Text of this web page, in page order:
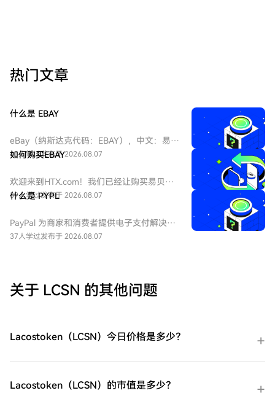
热门文章
什么是 EBAY
eBay（纳斯达克代码：EBAY），中文：易
贝，eBay是全球领先的电子商务巨头，成立
拍卖和零售购物的先驱，它连接全球数亿买
家和卖家。公司业务涵盖C2C和B2C领域，是
美国股票市场中极具代表性的互联网平台
40人学过发布于 2026.08.07
如何购买EBAY
欢迎来到HTX.com！我们已经让购买易贝
（EBAY）变得简单而便捷。跟随我们的逐步
步：创建您的HTX账户使用您的电子邮件、
手机号码注册一个免费账户在HTX上。体验
买：使用您HTX账户余额中的资金进行无缝
易。HTX场外交易台（OTC）购买：为大量
（EBAY）后，将其存储在您的HTX账户钱包
中。您也可以通过区块链转账将其发送到其
39人学过发布于 2026.08.07
什么是 PYPL
PayPal 为商家和消费者提供电子支付解决方
案，重点关注在线交易。到2025年底，该公
37人学过发布于 2026.08.07
关于 LCSN 的其他问题
Lacostoken（LCSN）今日价格是多少？
Lacostoken（LCSN）的市值是多少？